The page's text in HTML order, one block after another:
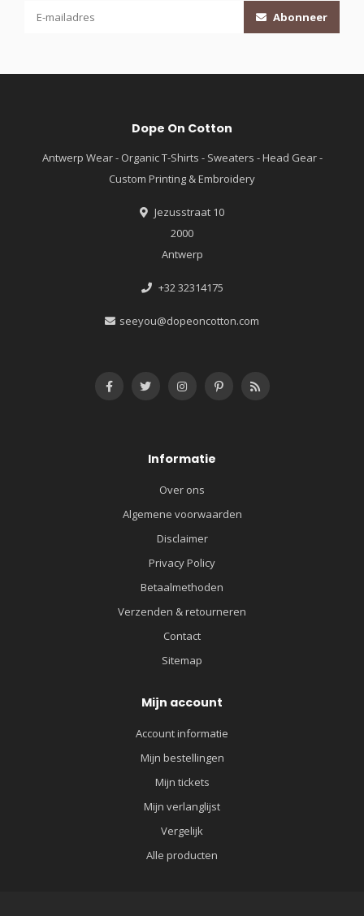
Abonneer
Dope On Cotton
Antwerp Wear - Organic T-Shirts - Sweaters - Head Gear -
Custom Printing & Embroidery
Jezusstraat 10
2000
Antwerp
+32 32314175
seeyou@dopeoncotton.com
Informatie
Over ons
Algemene voorwaarden
Disclaimer
Privacy Policy
Betaalmethoden
Verzenden & retourneren
Contact
Sitemap
Mijn account
Account informatie
Mijn bestellingen
Mijn tickets
Mijn verlanglijst
Vergelijk
Alle producten